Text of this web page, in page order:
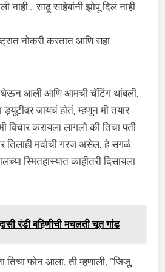
नाही… साढू साहेबांनी झोपू दिलं नाही
नोकरी करतात आणि सहा
घेऊन आली आणि आमची चॅटिंग थांबली.
ड्यूटीवर जायचं होतं, म्हणून मी तयार
विचार करायला लागलो की तिचा पती
तिलाही मर्दाची गरज असेल. हे सगळं
स्मितहास्यात काहीतरी दिसायला
रंडी बहिणीची मचलती चूत गांड
तिचा फोन आला. ती म्हणाली, “जिजू,